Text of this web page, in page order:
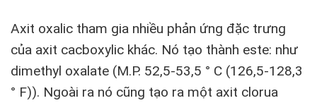
Axit oxalic tham gia nhiều phản ứng đặc trưng
của axit cacboxylic khác. Nó tạo thành este: như
dimethyl oxalate (M.P. 52,5-53,5 ° C (126,5-128,3
° F)). Ngoài ra nó cũng tạo ra một axit clorua